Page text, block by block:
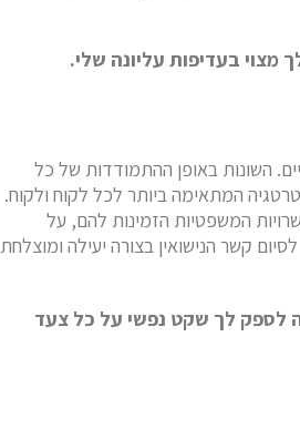
בעדיפות עליונה שלי.
השונות באופן ההתמודדות של כל
המתאימה ביותר לכל לקוח ולקוח.
המשפטיות הזמינות להם, על
קשר הנישואין בצורה יעילה ומוצלחת
לספק לך שקט נפשי על כל צעד